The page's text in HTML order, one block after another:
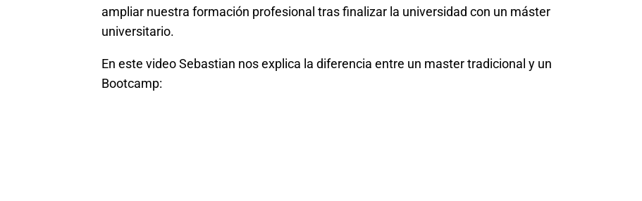
ampliar nuestra formación profesional tras finalizar la universidad con un máster
universitario.
En este video Sebastian nos explica la diferencia entre un master tradicional y un
Bootcamp: